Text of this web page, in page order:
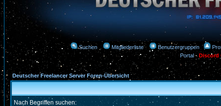
Suchen Mitgliederliste Benutzergruppen
Portal-Discord
Deutscher Freelancer Server Foren-Übersicht
Nach Begriffen suchen: